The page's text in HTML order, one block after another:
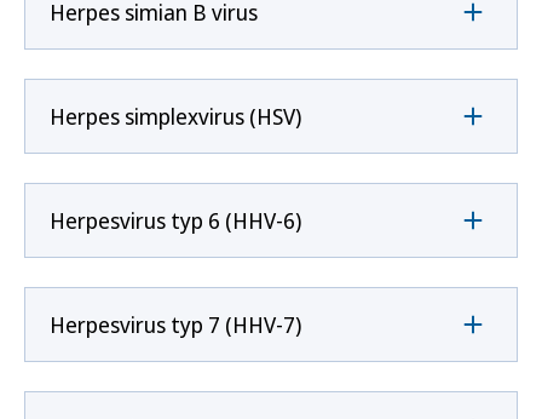
Herpes simian B virus
Herpes simplexvirus (HSV)
Herpesvirus typ 6 (HHV-6)
Herpesvirus typ 7 (HHV-7)